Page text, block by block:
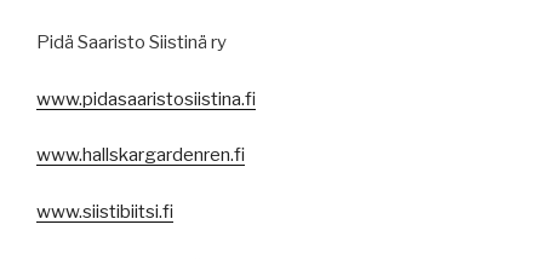
Pidä Saaristo Siistinä ry
www.pidasaaristosiistina.fi
www.hallskargardenren.fi
www.siistibiitsi.fi